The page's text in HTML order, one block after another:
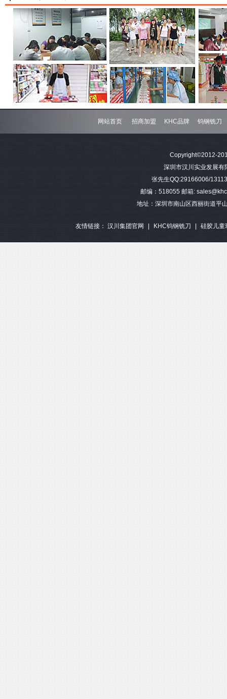
网站首页 招商加盟 KHC品牌 钨钢铣刀
Copyright©2012-
深圳市汉川实业发展
张先生QQ:29166006/
邮编：518055 邮箱:
地址：深圳市南山区西丽街道平
友情链接： 汉川集团官网 KHC钨钢铣刀 硅胶儿童